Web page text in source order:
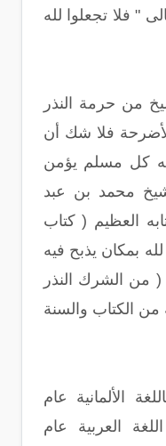
" فلا تجعلوا لله
من حرمة النذر
الأضرحة فلا شك أن
به كل مسلم يؤمن
محمد بن عبد
العظيم ( كتاب
لله بمكان يذبح فيه
: ( من الشرك النذر
من الكتاب والسنة
الألمانية عام
اللغة العربية عام